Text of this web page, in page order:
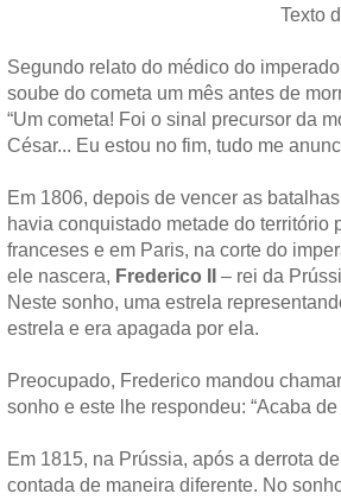
Texto
Segundo relato do médico do
soube do cometa um mês antes de
“Um cometa! Foi o sinal precursor da
César... Eu estou no fim, tudo me
Em 1806, depois de vencer as
havia conquistado metade do território
franceses e em Paris, na corte do
ele nascera, Frederico II
– rei da
Neste sonho, uma estrela
estrela e era apagada por ela.
Preocupado, Frederico mandou
sonho e este lhe respondeu: “Acaba
Em 1815, na Prússia, após a derrota
contada de maneira diferente. No